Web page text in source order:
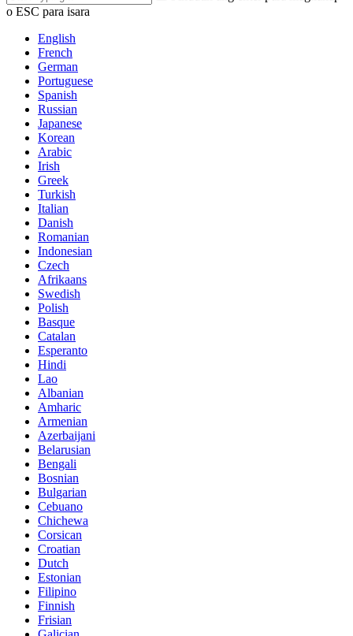
o ESC para isara
English
French
German
Portuguese
Spanish
Russian
Japanese
Korean
Arabic
Irish
Greek
Turkish
Italian
Danish
Romanian
Indonesian
Czech
Afrikaans
Swedish
Polish
Basque
Catalan
Esperanto
Hindi
Lao
Albanian
Amharic
Armenian
Azerbaijani
Belarusian
Bengali
Bosnian
Bulgarian
Cebuano
Chichewa
Corsican
Croatian
Dutch
Estonian
Filipino
Finnish
Frisian